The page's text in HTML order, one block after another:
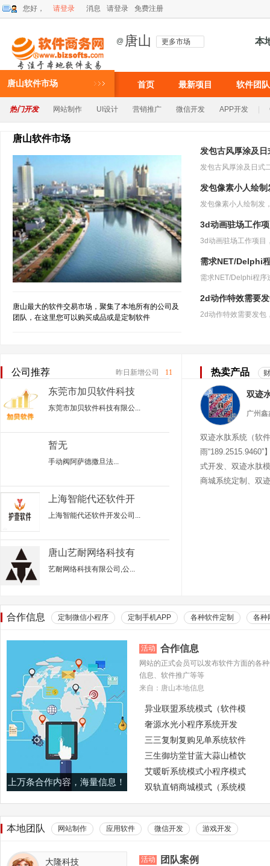
您好， 请登录 消息 请登录 免费注册
@ 唐山 更多市场 本
唐山软件市场 首页 最新项目 软件团队
热门开发 网站制作 UI设计 营销推广 微信开发 APP开发
唐山软件市场
唐山最大的软件交易市场，聚集了本地所有的公司及
团队，在这里您可以购买成品或是定制软件
发包古风厚涂及日
发包像素小人绘制
3d动画驻场工作
需求NET/Delphi
2d动作特效需要
公司推荐 昨日新增公司 11
东莞市加贝软件科技
东莞市加贝软件科技有限公...
暂无
手动阀阿萨德撒旦法...
上海智能代还软件开
上海智能代还软件开发公司...
唐山艺耐网络科技有
艺耐网络科技有限公司,公...
热卖产品
双迹水肽系统（软
雨“189.2515.9460”
式开发、双迹水肽
商城系统定制、双
合作信息 定制微信小程序 定制手机APP 各种软件定制 各种
上万条合作内容，海量信息！
活动 合作信息
网站的正式会员可以发布软件方面的各
信息、软件推广等等
来自：唐山本地信息
异业联盟系统模式（软件模
奢源水光小程序系统开发
三三复制复购见单系统软件
三生御坊堂甘蓝大蒜山楂饮
艾暖昕系统模式小程序模式
双轨直销商城模式（系统模
本地团队 网站制作 应用软件 微信开发 游戏开发
大隆科技 活动 团队案例